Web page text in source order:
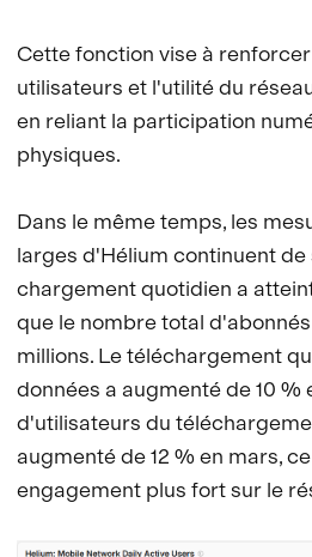
Cette fonction vise à
utilisateurs et l'utilité du
en reliant la participation
physiques.
Dans le même temps, les
larges d'Hélium continuent de
chargement quotidien a
que le nombre total
millions. Le téléchargement
données a augmenté de 10 %
d'utilisateurs du
augmenté de 12 % en mars,
engagement plus fort sur le